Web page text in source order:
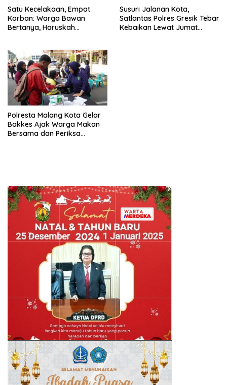
Satu Kecelakaan, Empat
Korban: Warga Bawan
Bertanya, Haruskah
Lampu Jalan?
Susuri Jalanan Kota,
Satlantas Polres Gresik Tebar
Kebaikan Lewat Jumat
Polresta Malang Kota Gelar
Bakkes Ajak Warga Makan
Bersama dan Periksa